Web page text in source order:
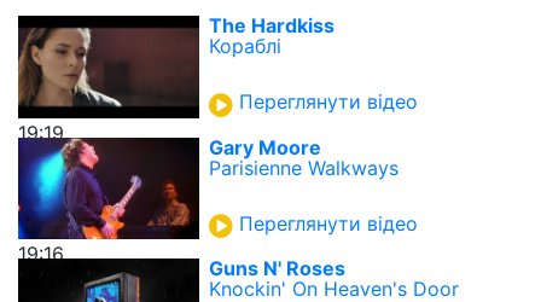
19:19
The Hardkiss
Кораблі
Переглянути відео
19:16
Gary Moore
Parisienne Walkways
Переглянути відео
Guns N' Roses
Knockin' On Heaven's Door